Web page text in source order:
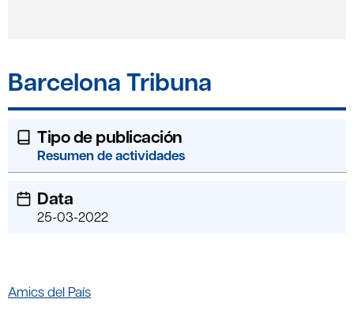
Barcelona Tribuna
Tipo de publicación
Resumen de actividades
Data
25-03-2022
Amics del País